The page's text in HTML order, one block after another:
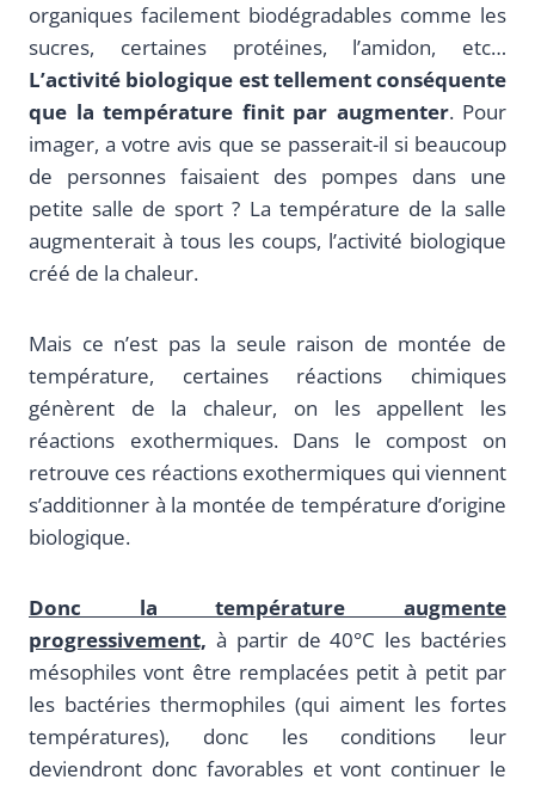
organiques facilement biodégradables comme les
sucres, certaines protéines, l’amidon, etc…
L’activité biologique est tellement conséquente
que la température finit par augmenter. Pour
imager, a votre avis que se passerait-il si beaucoup
de personnes faisaient des pompes dans une
petite salle de sport ? La température de la salle
augmenterait à tous les coups, l’activité biologique
créé de la chaleur.
Mais ce n’est pas la seule raison de montée de
température, certaines réactions chimiques
génèrent de la chaleur, on les appellent les
réactions exothermiques. Dans le compost on
retrouve ces réactions exothermiques qui viennent
s’additionner à la montée de température d’origine
biologique.
Donc la température augmente
progressivement, à partir de 40°C les bactéries
mésophiles vont être remplacées petit à petit par
les bactéries thermophiles (qui aiment les fortes
températures), donc les conditions leur
deviendront donc favorables et vont continuer le